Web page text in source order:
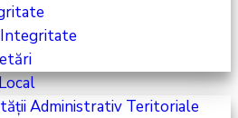
Administrativ Teritoriale